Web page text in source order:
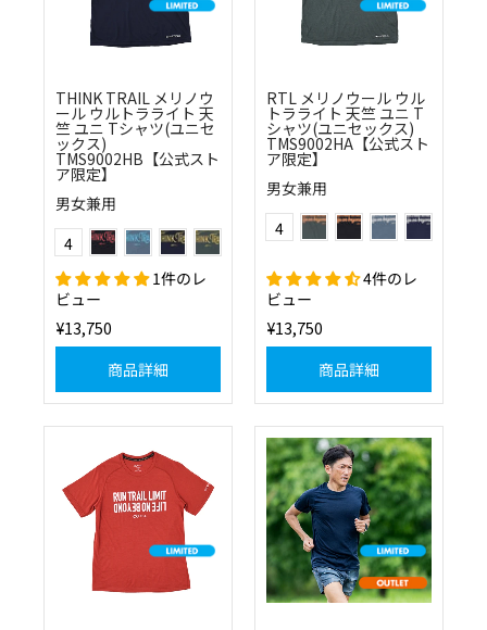
THINK TRAIL メリノウ
ール ウルトラライト 天
竺 ユニ Tシャツ(ユニセ
ックス)
TMS9002HB【公式スト
ア限定】
男女兼用
Color
4
1件のレ
ビュー
¥13,750
商品詳細
RTL メリノウール ウル
トラライト 天竺 ユニ T
シャツ(ユニセックス)
TMS9002HA【公式スト
ア限定】
男女兼用
Color
4
4件のレ
ビュー
¥13,750
商品詳細